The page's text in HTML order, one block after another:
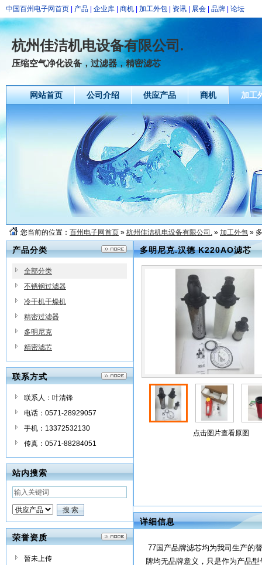
中国百州电子网首页 产品 企业库 商机 加工外包 资讯 展会 品牌 论坛
杭州佳洁机电设备有限公司.
压缩空气净化设备，过滤器，精密滤芯
网站首页 公司介绍 供应产品 商机 加工
您当前的位置： 百州电子网首页 » 杭州佳洁机电设备有限公司. » 加工外包 »
产品分类
全部分类
不锈钢过滤器
冷干机干燥机
精密过滤器
多明尼克
精密滤芯
联系方式
联系人：叶清锋
电话：0571-28929057
手机：13372532130
传真：0571-88284051
站内搜索
荣誉资质
暂未上传
多明尼克.汉德 K220AO滤芯
点击图片查看原图
详细信息
77国产品牌滤芯均为我司生产的
牌均无品牌意义，只是作为产品